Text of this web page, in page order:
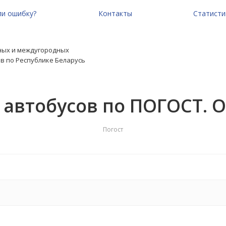
ошибку? Контакты
и междугородных
по Республике Беларусь
по ПОГОСТ.
Погост